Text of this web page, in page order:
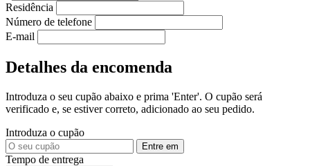
Residência
Número de telefone
E-mail
Detalhes da encomenda
Introduza o seu cupão abaixo e prima 'Enter'. O cupão será
verificado e, se estiver correto, adicionado ao seu pedido.
Introduza o cupão
Entre em
Tempo de entrega